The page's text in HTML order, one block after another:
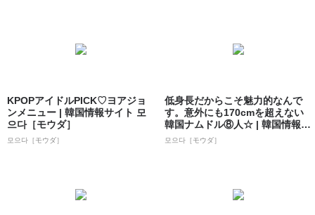
KPOPアイドルPICK♡ヨアジョ
ンメニュー | 韓国情報サイト 모
으다［モウダ］
모으다［モウダ］
低身長だからこそ魅力的なんで
す。意外にも170cmを超えない
韓国ナムドル⑧人☆ | 韓国情報サ
イト...
모으다［モウダ］